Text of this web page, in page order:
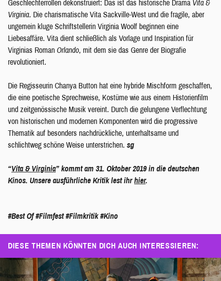
Geschlechterrollen dekonstruiert: Das ist das historische Drama Vita &
Virginia. Die charismatische Vita Sackville-West und die fragile, aber
ungemein kluge Schriftstellerin Virginia Woolf beginnen eine
Liebesaffäre. Vita dient schließlich als Vorlage und Inspiration für
Virginias Roman Orlando, mit dem sie das Genre der Biografie
revolutioniert.
Die Regisseurin Chanya Button hat eine hybride Mischform geschaffen,
die eine poetische Sprechweise, Kostüme wie aus einem Historienfilm
und zeitgenössische Musik vereint. Durch die gelungene Verflechtung
von historischen und modernen Komponenten wird die progressive
Thematik auf besonders nachdrückliche, unterhaltsame und
schlichtweg schöne Weise unterstrichen. sg
“Vita & Virginia” kommt am 31. Oktober 2019 in die deutschen
Kinos. Unsere ausführliche Kritik lest ihrhier.
#Best Of #Filmfest #Filmkritik #Kino
DIESE THEMEN KÖNNTEN DICH AUCH INTERESSIEREN: